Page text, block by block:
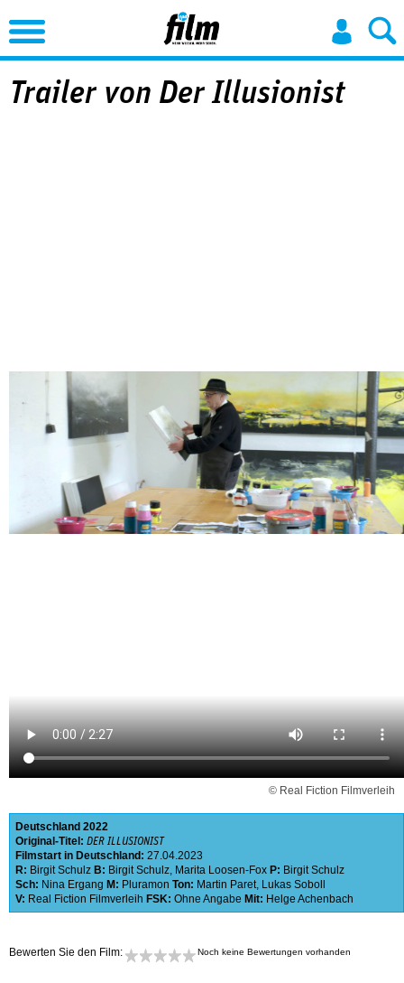
Jump to Navigation
Trailer von Der Illusionist
© Real Fiction Filmverleih
Deutschland 2022
Original-Titel: DER ILLUSIONIST
Filmstart in Deutschland: 27.04.2023
R: Birgit Schulz B: Birgit Schulz, Marita Loosen-Fox P: Birgit Schulz
Sch: Nina Ergang M: Pluramon Ton: Martin Paret, Lukas Soboll
V: Real Fiction Filmverleih FSK: Ohne Angabe Mit: Helge Achenbach
Bewerten Sie den Film: Noch keine Bewertungen vorhanden